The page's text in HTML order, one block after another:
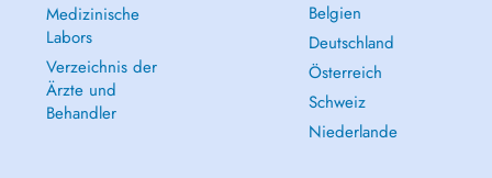
Medizinische
Labors
Verzeichnis der
Ärzte und
Behandler
Belgien
Deutschland
Österreich
Schweiz
Niederlande